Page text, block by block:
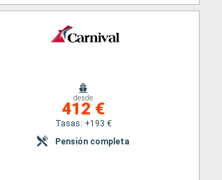
desde
412 €
Tasas: +193 €
Pensión completa